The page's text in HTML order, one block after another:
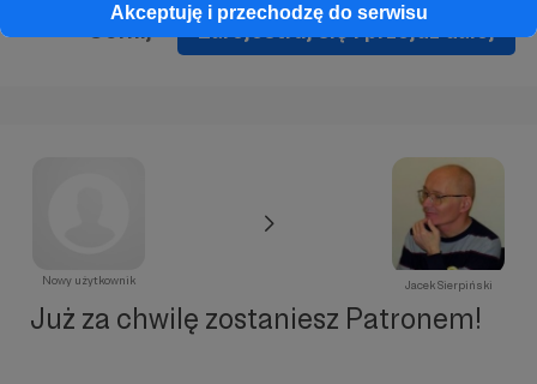
Akceptuję i przechodzę do serwisu
Zarejestruj się i przejdź dalej
Nowy użytkownik Jacek Sierpiński
Już za chwilę zostaniesz Patronem!